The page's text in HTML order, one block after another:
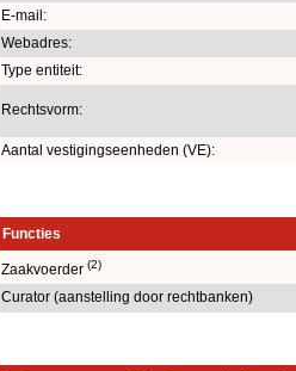
E-mail:
Webadres:
Type entiteit:
Rechtsvorm:
Aantal vestigingseenheden (VE):
Functies
Zaakvoerder (2)
Curator (aanstelling door rechtbanken)